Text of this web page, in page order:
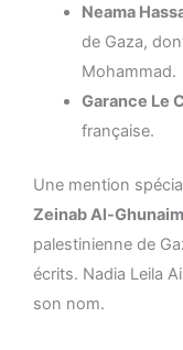
Neama
de Gaza,
Mohammad.
Garance Le
française.
Une mention
Zeinab Al-
palestinienne de
écrits. Nadia Leila
son nom.